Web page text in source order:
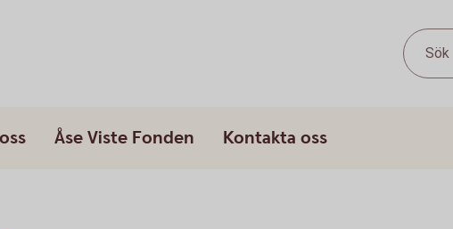
Sök
Åse Viste Fonden Kontakta oss